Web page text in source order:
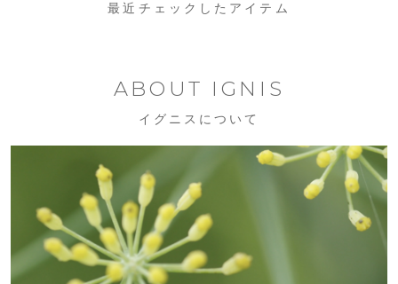
最近チェックしたアイテム
ABOUT IGNIS
イグニスについて